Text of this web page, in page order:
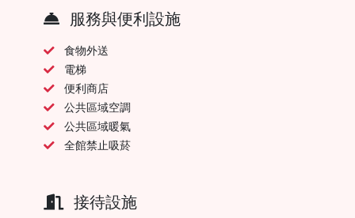
服務與便利設施
食物外送
電梯
便利商店
公共區域空調
公共區域暖氣
全館禁止吸菸
接待設施